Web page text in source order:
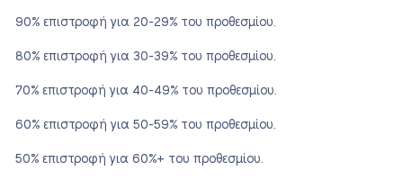
90% επιστροφή για 20-29% του προθεσμίου.
80% επιστροφή για 30-39% του προθεσμίου.
70% επιστροφή για 40-49% του προθεσμίου.
60% επιστροφή για 50-59% του προθεσμίου.
50% επιστροφή για 60%+ του προθεσμίου.